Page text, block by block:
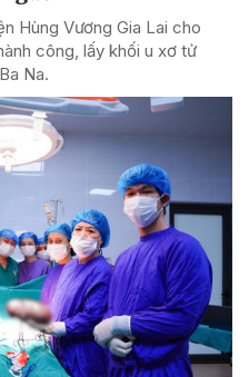
Hùng Vương Gia Lai cho
công, lấy khối u xơ tử
Na.